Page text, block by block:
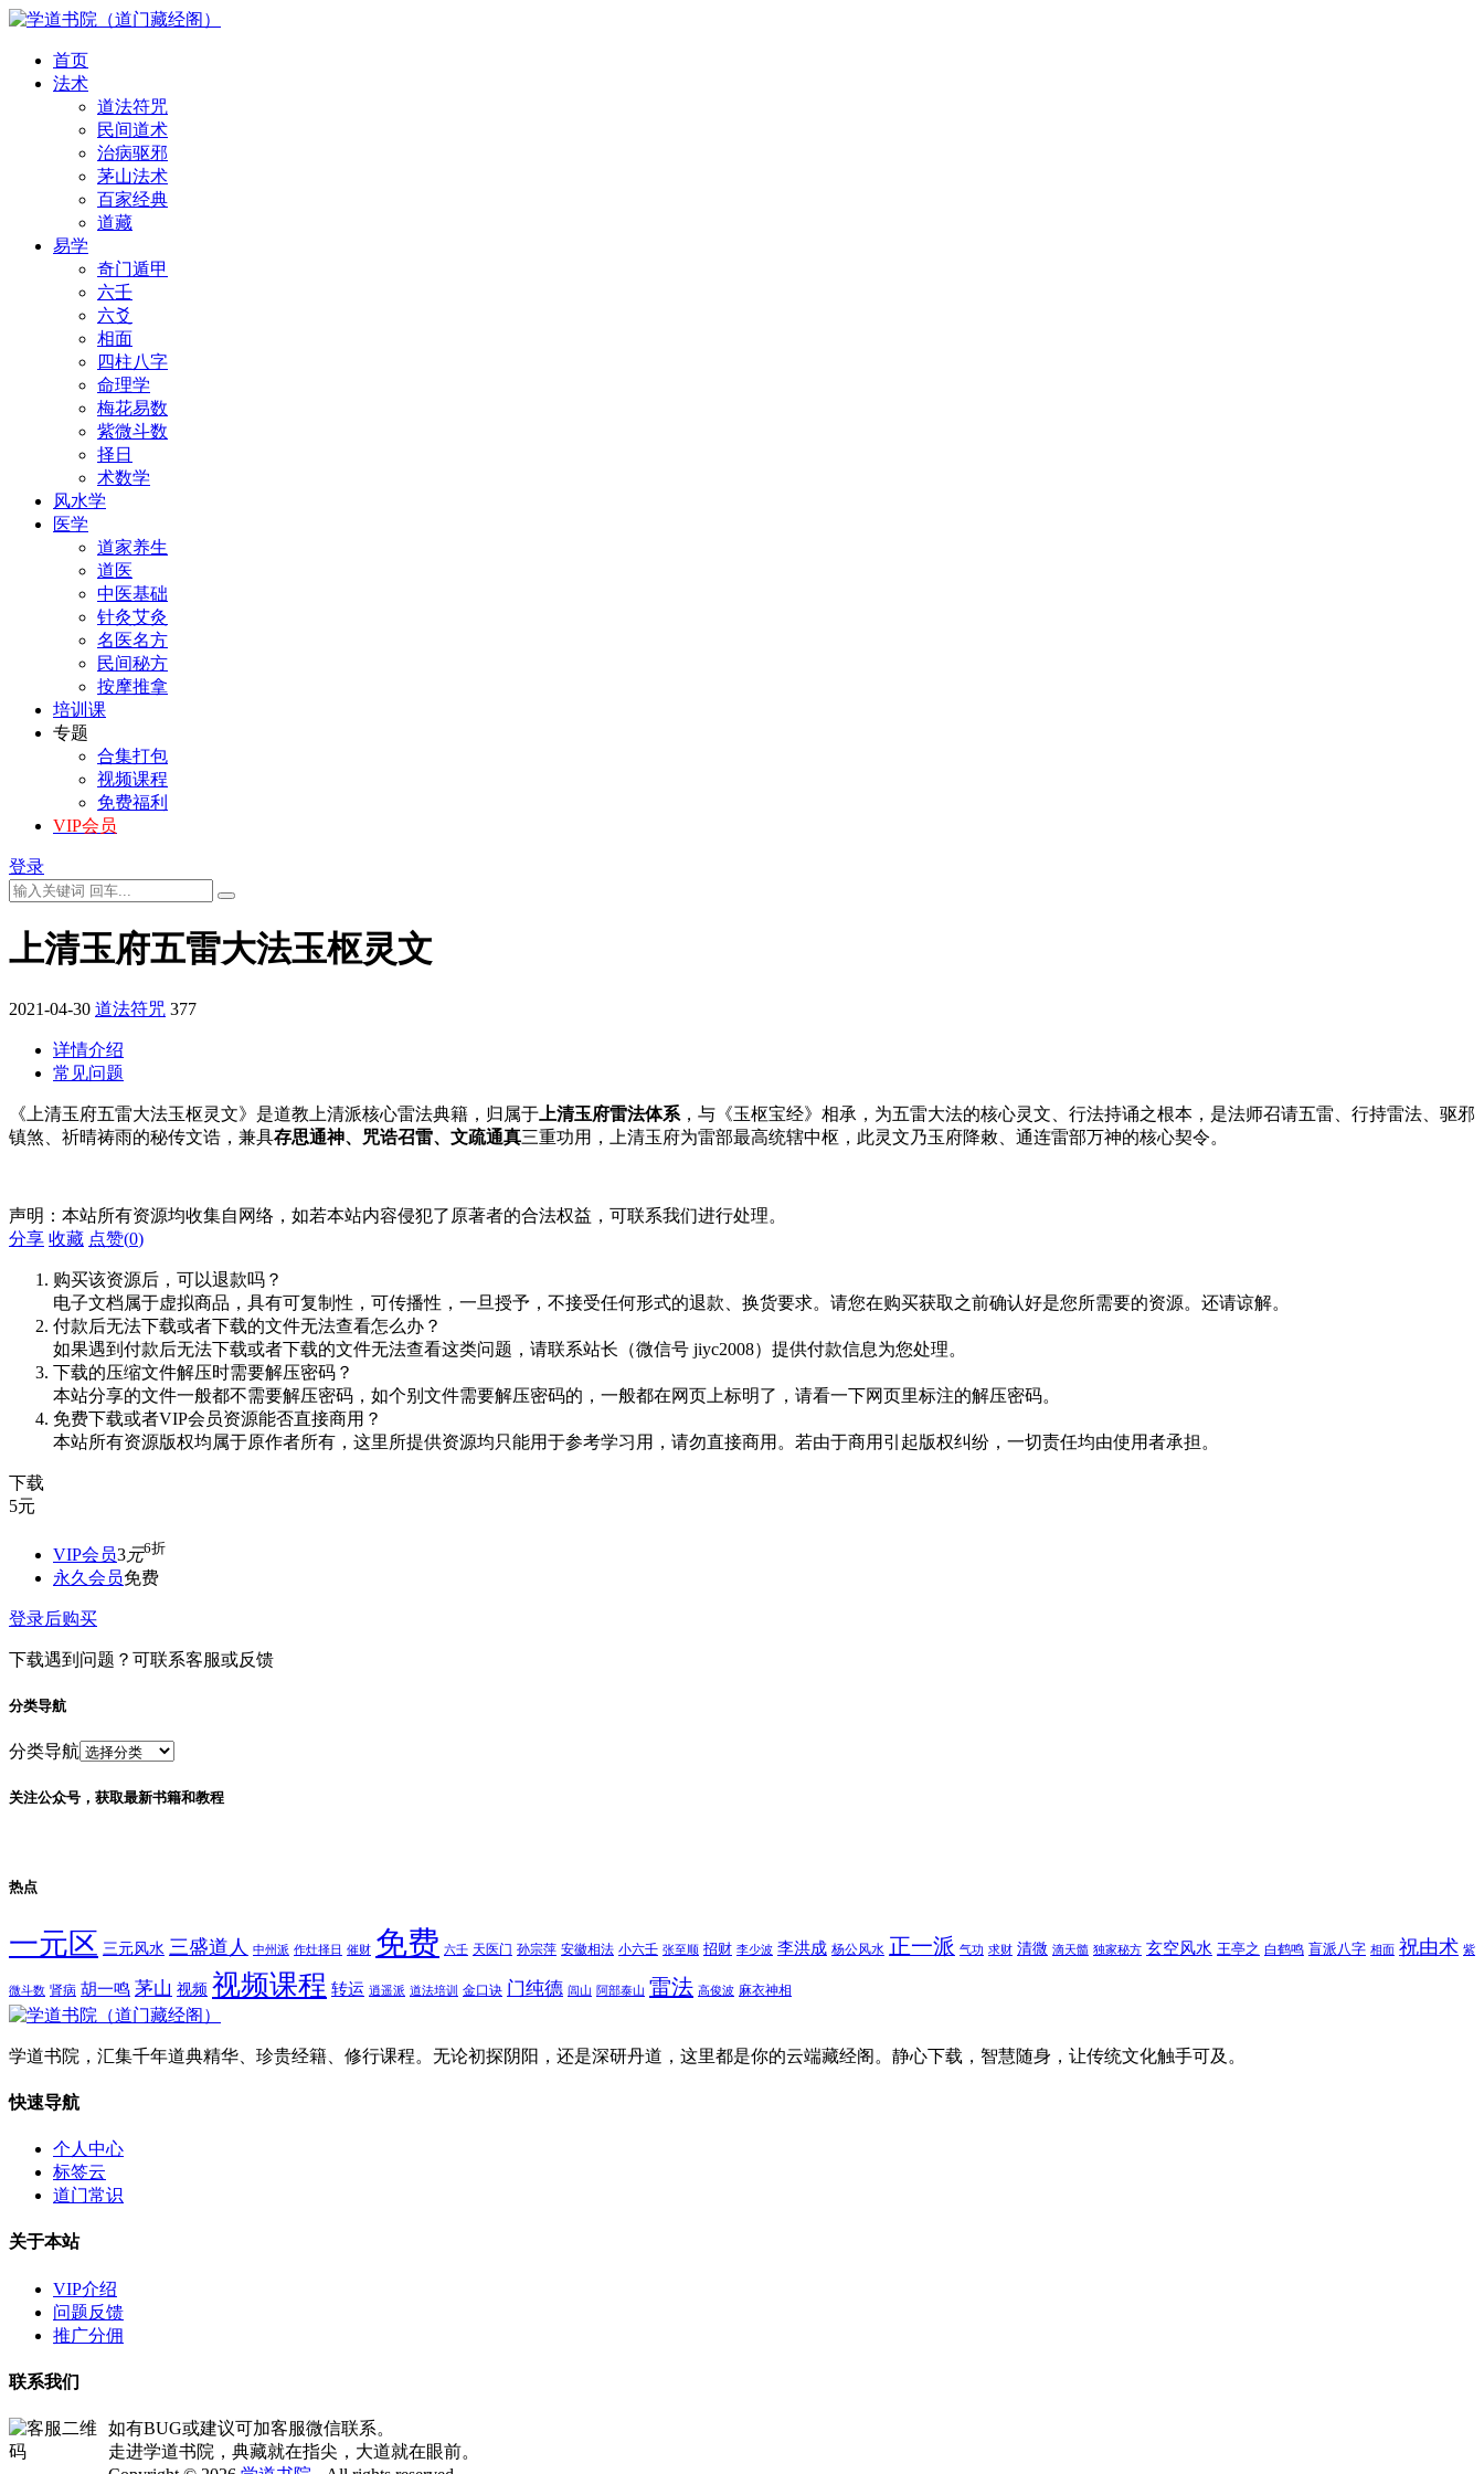
首页
法术
道法符咒
民间道术
治病驱邪
茅山法术
百家经典
道藏
易学
奇门遁甲
六壬
六爻
相面
四柱八字
命理学
梅花易数
紫微斗数
择日
术数学
风水学
医学
道家养生
道医
中医基础
针灸艾灸
名医名方
民间秘方
按摩推拿
培训课
专题
合集打包
视频课程
免费福利
VIP会员
登录
上清玉府五雷大法玉枢灵文
2021-04-30 道法符咒 377
详情介绍
常见问题
《上清玉府五雷大法玉枢灵文》是道教上清派核心雷法典籍，归属于 上清玉府雷法体系 ，与《玉枢宝经》相承，为五雷大法的核心灵文、行法持诵之根本，是法师召请五雷、行持雷法、驱邪
镇煞、祈晴祷雨的秘传文诰，兼具存思通神、咒诰召雷、文疏通真三重功用，上清玉府为雷部最高统辖中枢，此灵文乃玉府降敕、通连雷部万神的核心契令。
声明：本站所有资源均收集自网络，如若本站内容侵犯了原著者的合法权益，可联系我们进行处理。
分享 收藏 点赞(0)
购买该资源后，可以退款吗？
电子文档属于虚拟商品，具有可复制性，可传播性，一旦授予，不接受任何形式的退款、换货要求。请您在购买获取之前确认好是您所需要的资源。还请谅解。
付款后无法下载或者下载的文件无法查看怎么办？
如果遇到付款后无法下载或者下载的文件无法查看这类问题，请联系站长（微信号 jiyc2008）提供付款信息为您处理。
下载的压缩文件解压时需要解压密码？
本站分享的文件一般都不需要解压密码，如个别文件需要解压密码的，一般都在网页上标明了，请看一下网页里标注的解压密码。
免费下载或者VIP会员资源能否直接商用？
本站所有资源版权均属于原作者所有，这里所提供资源均只能用于参考学习用，请勿直接商用。若由于商用引起版权纠纷，一切责任均由使用者承担。
下载
5元
VIP会员3元6折
永久会员免费
登录后购买
下载遇到问题？可联系客服或反馈
分类导航
分类导航
关注公众号，获取最新书籍和教程
热点
一元区 三元风水 三盛道人 中州派 作灶择日 催财 免费 六壬 天医门 孙宗萍 安徽相法 小六壬 张至顺 招财 李少波 李洪成 杨公风水 正一派 气功 求财 清微 滴天髓 独家秘方 玄空风水 王亭之 白鹤鸣 盲派八字 相面 祝由术 紫
微斗数 肾病 胡一鸣 茅山 视频 视频课程 转运 逍遥派 道法培训 金口诀 门纯德 闾山 阿部泰山 雷法 高俊波 麻衣神相
学道书院，汇集千年道典精华、珍贵经籍、修行课程。无论初探阴阳，还是深研丹道，这里都是你的云端藏经阁。静心下载，智慧随身，让传统文化触手可及。
快速导航
个人中心
标签云
道门常识
关于本站
VIP介绍
问题反馈
推广分佣
联系我们
如有BUG或建议可加客服微信联系。
走进学道书院，典藏就在指尖，大道就在眼前。